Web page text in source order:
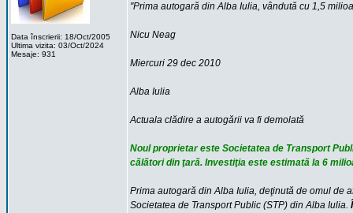
Data înscrierii: 18/Oct/2005
Ultima vizita: 03/Oct/2024
Mesaje: 931
"Prima autogară din Alba Iulia, vândută cu 1,5
Nicu Neag
Miercuri 29 dec 2010
Alba Iulia
Actuala clădire a autogării va fi demolată
Noul proprietar este Societatea de Transport
călători din ţară. Investiţia este estimată la 6
Prima autogară din Alba Iulia, deţinută de omul de
Societatea de Transport Public (STP) din Alba Iulia.